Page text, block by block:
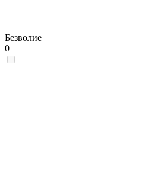
Безволие
0